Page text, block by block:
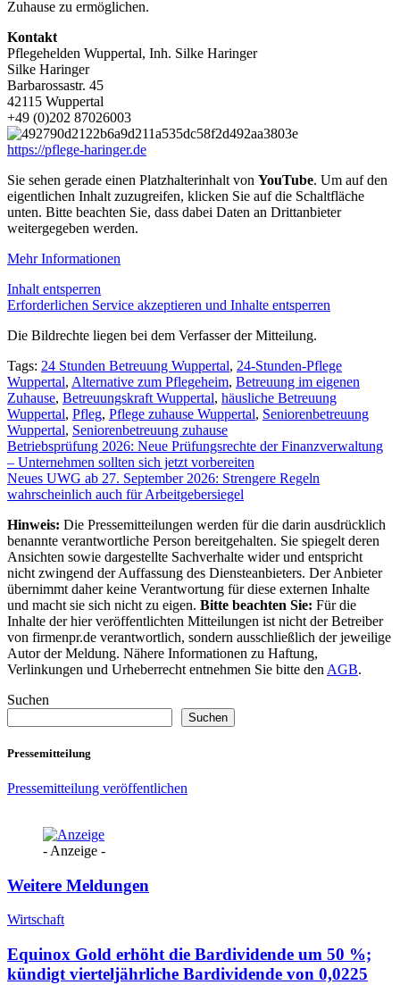
Zuhause zu ermöglichen.
Kontakt
Pflegehelden Wuppertal, Inh. Silke Haringer
Silke Haringer
Barbarossastr. 45
42115 Wuppertal
+49 (0)202 87026003
https://pflege-haringer.de
Sie sehen gerade einen Platzhalterinhalt von YouTube. Um auf den
eigentlichen Inhalt zuzugreifen, klicken Sie auf die Schaltfläche
unten. Bitte beachten Sie, dass dabei Daten an Drittanbieter
weitergegeben werden.
Mehr Informationen
Inhalt entsperren
Erforderlichen Service akzeptieren und Inhalte entsperren
Die Bildrechte liegen bei dem Verfasser der Mitteilung.
Tags: 24 Stunden Betreuung Wuppertal, 24-Stunden-Pflege
Wuppertal, Alternative zum Pflegeheim, Betreuung im eigenen
Zuhause, Betreuungskraft Wuppertal, häusliche Betreuung
Wuppertal, Pfleg, Pflege zuhause Wuppertal, Seniorenbetreuung
Wuppertal, Seniorenbetreuung zuhause
Beitragsnavigation
Betriebsprüfung 2026: Neue Prüfungsrechte der Finanzverwaltung
– Unternehmen sollten sich jetzt vorbereiten
Neues UWG ab 27. September 2026: Strengere Regeln
wahrscheinlich auch für Arbeitgebersiegel
Hinweis: Die Pressemitteilungen werden für die darin ausdrücklich
benannte verantwortliche Person bereitgehalten. Sie spiegelt deren
Ansichten sowie dargestellte Sachverhalte wider und entspricht
nicht zwingend der Auffassung des Diensteanbieters. Der Anbieter
übernimmt daher keine Verantwortung für diese externen Inhalte
und macht sie sich nicht zu eigen. Bitte beachten Sie: Für die
Inhalte der hier veröffentlichten Mitteilungen ist nicht der Betreiber
von firmenpr.de verantwortlich, sondern ausschließlich der jeweilige
Autor der Meldung. Nähere Informationen zu Haftung,
Verlinkungen und Urheberrecht entnehmen Sie bitte den AGB.
Suchen
Suchen
Pressemitteilung
Pressemitteilung veröffentlichen
- Anzeige -
Weitere Meldungen
Wirtschaft
Equinox Gold erhöht die Bardividende um 50 %;
kündigt vierteljährliche Bardividende von 0,0225